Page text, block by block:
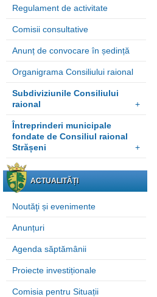
Regulament de activitate
Comisii consultative
Anunț de convocare în ședință
Organigrama Consiliului raional
Subdiviziunile Consiliului
raional
+
Întreprinderi municipale
fondate de Consiliul raional
Strășeni
+
ACTUALITĂȚI
Noutăţi și evenimente
Anunțuri
Agenda săptămânii
Proiecte investiționale
Comisia pentru Situații